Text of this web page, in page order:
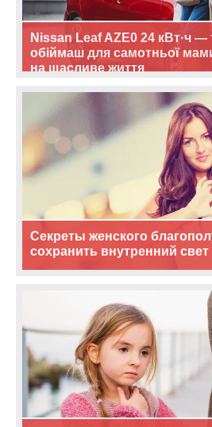
Nissan Leaf AZE0 24 кВт·ч —
обіймаш для самотньої
на щасливе життя
Секреты женского
сохранить внутренний